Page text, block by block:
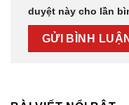
duyệt này cho lần